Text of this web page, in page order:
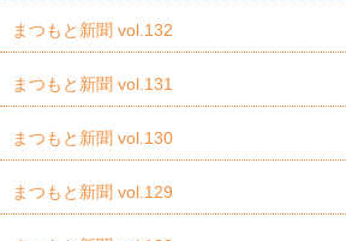
まつもと新聞 vol.132
まつもと新聞 vol.131
まつもと新聞 vol.130
まつもと新聞 vol.129